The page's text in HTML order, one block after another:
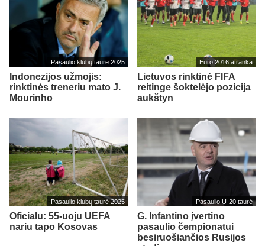
Pasaulio klubų taurė 2025
Indonezijos užmojis:
rinktinės treneriu mato J.
Mourinho
Euro 2016 atranka
Lietuvos rinktinė FIFA
reitinge šoktelėjo pozicija
aukštyn
Pasaulio klubų taurė 2025
Oficialu: 55-uoju UEFA
nariu tapo Kosovas
Pasaulio U-20 taurė
G. Infantino įvertino
pasaulio čempionatui
besiruošiančios Rusijos